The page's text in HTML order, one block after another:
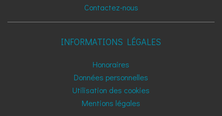
Contactez-nous
INFORMATIONS LÉGALES
Honoraires
Données personnelles
Utilisation des cookies
Mentions légales